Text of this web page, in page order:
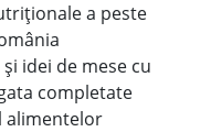
a peste
idei de mese cu
completate
alimentelor